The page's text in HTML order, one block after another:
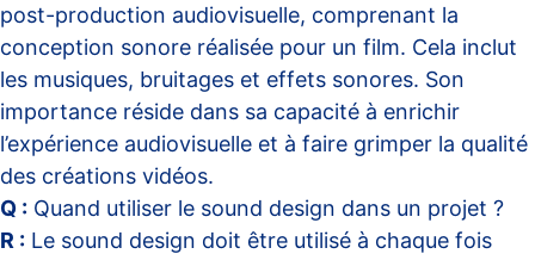
post-production audiovisuelle, comprenant la
conception sonore réalisée pour un film. Cela inclut
les musiques, bruitages et effets sonores. Son
importance réside dans sa capacité à enrichir
l’expérience audiovisuelle et à faire grimper la qualité
des créations vidéos.
Q : Quand utiliser le sound design dans un projet ?
R : Le sound design doit être utilisé à chaque fois